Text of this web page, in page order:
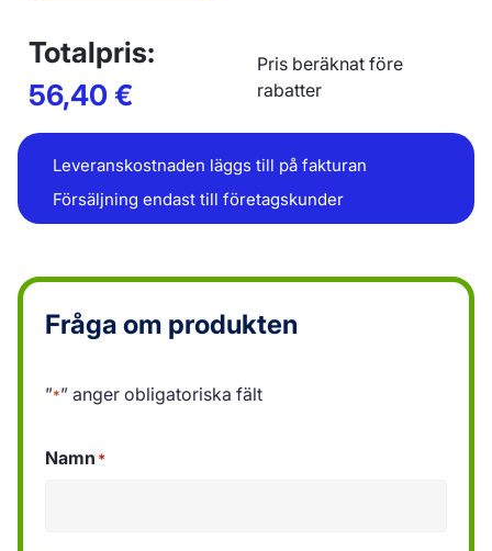
Totalpris:
56,40€
Pris beräknat före
rabatter
Leveranskostnaden läggs till på fakturan
Försäljning endast till företagskunder
Fråga om produkten
”*” anger obligatoriska fält
Namn *